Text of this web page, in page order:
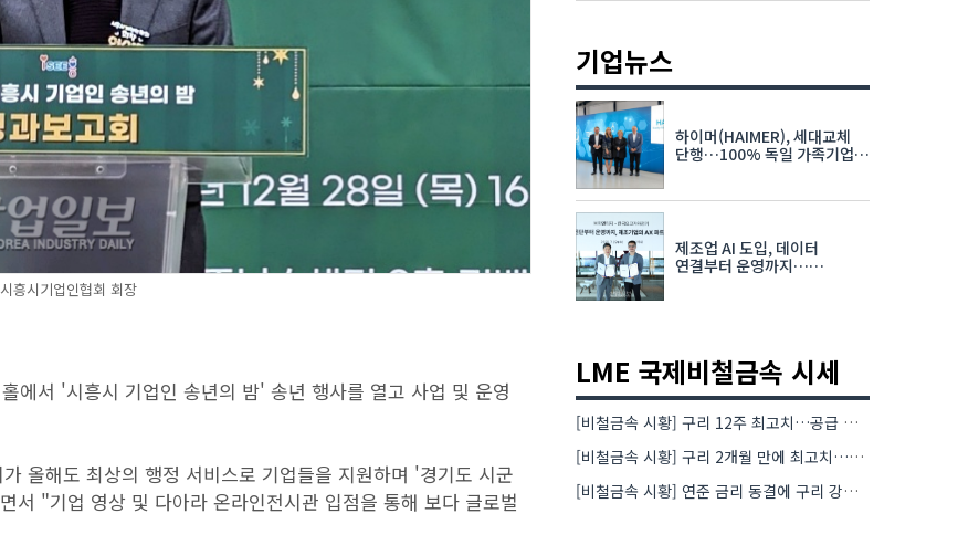
흥시기업인협회 회장
에서 '시흥시 기업인 송년의 밤' 송년 행사를 열고 사업 및 운영
올해도 최상의 행정 서비스로 기업들을 지원하며 '경기도 시군
서 "기업 영상 및 다아라 온라인전시관 입점을 통해 보다 글로벌
08.19~08.21
K-PRINT
08.19~08.22
자율주행모빌리티산업전
08.25~08.27
차세대 반도체 패키징 산업전
08.26~08.28 수원컨벤션센터
기업뉴스
하이머(HAIMER), 세대교체
단행…100% 독일 가족기업
제조업 AI 도입, 데이터
연결부터 운영까지…
LME 국제비철금속 시세
[비철금속 시황] 구리 12주 최고치…공급 부족 우려에 강세
[비철금속 시황] 구리 2개월 만에 최고치…재고 감소에 공급 부족 우려 확대
[비철금속 시황] 연준 금리 동결에 구리 강세…공급 부족 우려도 가격 지지